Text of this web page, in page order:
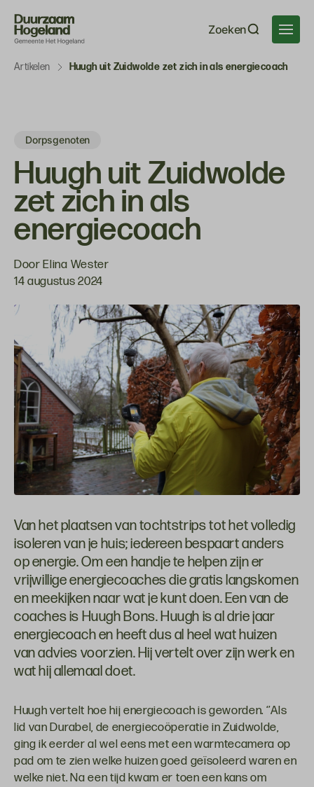
Navigatie
overslaan
Zoeken
Artikelen Huugh uit Zuidwolde zet zich in als energiecoach
Dorpsgenoten
Huugh uit Zuidwolde
zet zich in als
energiecoach
Door Elina Wester
14 augustus 2024
Van het plaatsen van tochtstrips tot het volledig
isoleren van je huis; iedereen bespaart anders
op energie. Om een handje te helpen zijn er
vrijwillige energiecoaches die gratis langskomen
en meekijken naar wat je kunt doen. Een van de
coaches is Huugh Bons. Huugh is al drie jaar
energiecoach en heeft dus al heel wat huizen
van advies voorzien. Hij vertelt over zijn werk en
wat hij allemaal doet.
Huugh vertelt hoe hij energiecoach is geworden. ‘’Als
lid van Durabel, de energiecoöperatie in Zuidwolde,
ging ik eerder al wel eens met een warmtecamera op
pad om te zien welke huizen goed geïsoleerd waren en
welke niet. Na een tijd kwam er toen een kans om